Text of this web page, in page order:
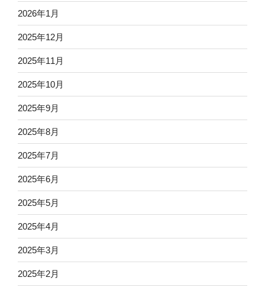
2026年1月
2025年12月
2025年11月
2025年10月
2025年9月
2025年8月
2025年7月
2025年6月
2025年5月
2025年4月
2025年3月
2025年2月